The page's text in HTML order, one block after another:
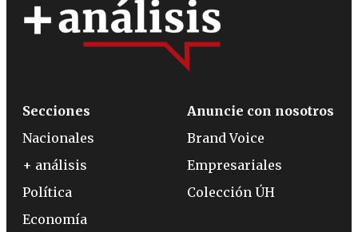
Secciones
Nacionales
+ análisis
Política
Economía
Anuncie con nosotros
Brand Voice
Empresariales
Colección ÚH